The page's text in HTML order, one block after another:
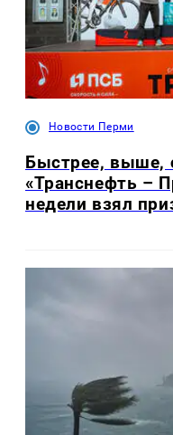
Новости Перми
Быстрее, выше,
«Транснефть –
недели взял